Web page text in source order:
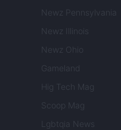
Newz Pennsylvania
Newz Illinois
Newz Ohio
Gameland
Hig Tech Mag
Scoop Mag
Lgbtqia News